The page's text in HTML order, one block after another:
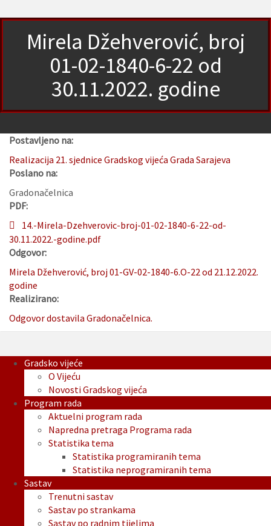
Mirela Džehverović, broj
01-02-1840-6-22 od
30.11.2022. godine
Postavljeno na:
Realizacija 21. sjednice Gradskog vijeća Grada Sarajeva
Poslano na:
Gradonačelnica
PDF:
14.-Mirela-Dzehverovic-broj-01-02-1840-6-22-od-
30.11.2022.-godine.pdf
Odgovor:
Mirela Džehverović, broj 01-GV-02-1840-6.O-22 od 21.12.2022.
godine
Realizirano:
Odgovor dostavila Gradonačelnica.
Gradsko vijeće
O Vijeću
Novosti Gradskog vijeća
Program rada
Aktuelni program rada
Napredna pretraga Programa rada
Statistika tema
Statistika programiranih tema
Statistika neprogramiranih tema
Sastav
Trenutni sastav
Sastav po strankama
Sastav po radnim tijelima